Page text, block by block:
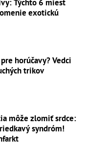
Týchto 6 miest
exotickú
horúčavy? Vedci
trikov
môže zlomiť srdce:
syndróm!